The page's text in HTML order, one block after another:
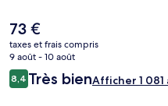
Spagna). Les autres voyageurs
visites touristiques, mais aussi
publics : Arrêt de tram Farini est
tramway Termini, à 6 min de
Le
prix
actuel
est
de
73 €
taxes et frais compris
9 août - 10 août
Avis
voyageurs
8,48,4 sur 10
Très bienAfficher 1 081